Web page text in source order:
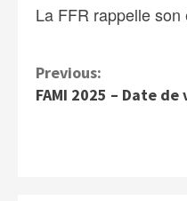
La FFR rappelle
C
o
Previous:
FAMI 2025 – Date